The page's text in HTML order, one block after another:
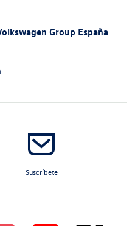
Group España
Suscríbete